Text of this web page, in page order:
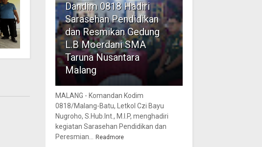
Dandim 0818 Hadiri
Sarasehan Pendidikan
dan Resmikan Gedung
L.B Moerdani SMA
Taruna Nusantara
Malang
MALANG - Komandan Kodim
0818/Malang-Batu, Letkol Czi Bayu
Nugroho, S.Hub.Int., M.I.P, menghadiri
kegiatan Sarasehan Pendidikan dan
Peresmian... Readmore